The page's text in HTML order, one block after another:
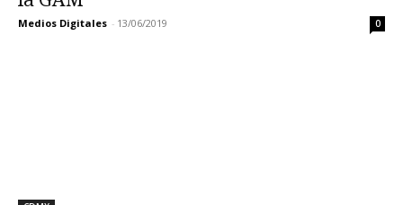
Medios Digitales - 13/06/2019 0